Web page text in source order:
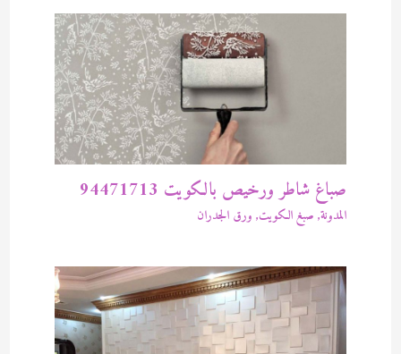
صباغ شاطر ورخيص بالكويت 94471713
المدونة, صبغ الكويت, ورق الجدران